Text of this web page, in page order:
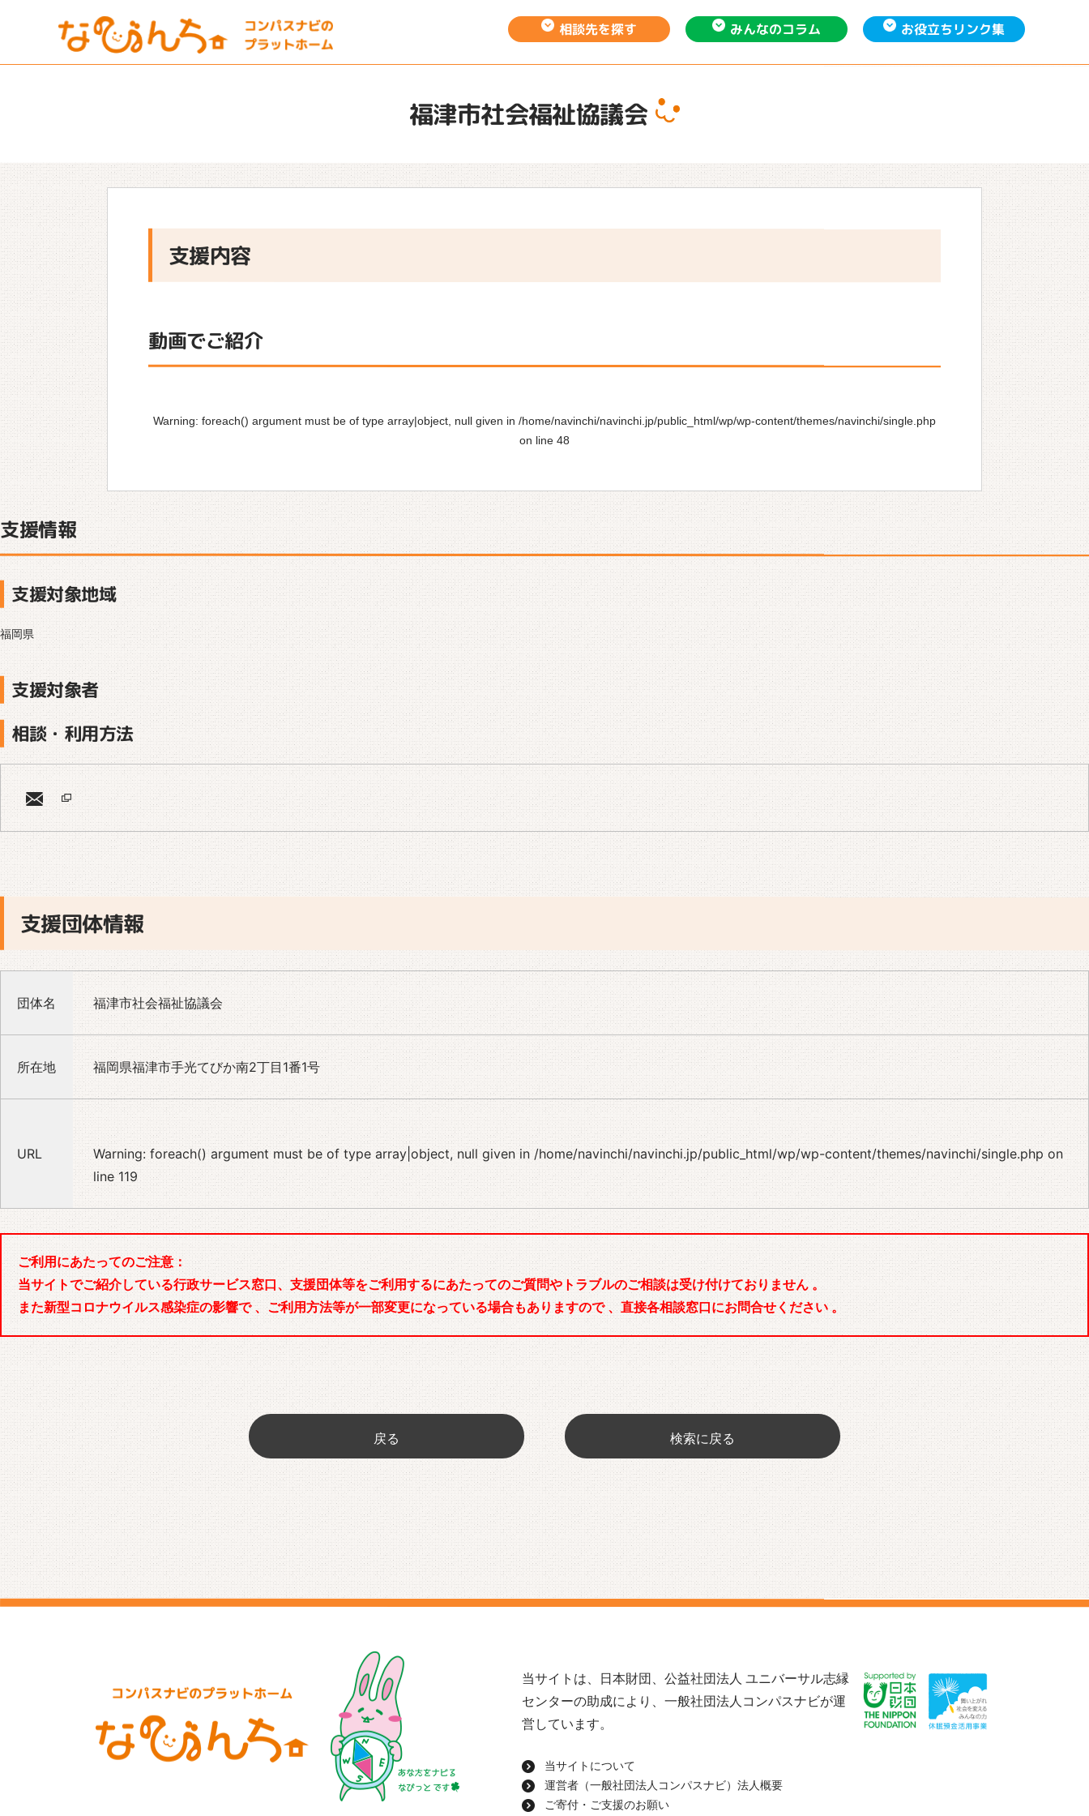
相談先を探す みんなのコラム お役立ちリンク集
福津市社会福祉協議会
支援内容
動画でご紹介
Warning: foreach() argument must be of type array|object, null given in /home/navinchi/navinchi.jp/public_html/wp/wp-content/themes/navinchi/single.php
on line 48
支援情報
支援対象地域
福岡県
支援対象者
相談・利用方法
支援団体情報
団体名 福津市社会福祉協議会
所在地 福岡県福津市手光てびか南2丁目1番1号
URL Warning: foreach() argument must be of type array|object, null given in/home/navinchi/navinchi.jp/public_html/wp/wp-content/themes/navinchi/single.php on
line119
ご利用にあたってのご注意：
当サイトでご紹介している行政サービス窓口、支援団体等をご利用するにあたってのご質問やトラブルのご相談は受け付けておりません 。
また新型コロナウイルス感染症の影響で 、ご利用方法等が一部変更になっている場合もありますので 、直接各相談窓口にお問合せください 。
戻る 検索に戻る
当サイトは、日本財団、公益社団法人 ユニバーサル志縁
センターの助成により、一般社団法人コンパスナビが運
営しています。
当サイトについて
運営者（一般社団法人コンパスナビ）法人概要
ご寄付・ご支援のお願い